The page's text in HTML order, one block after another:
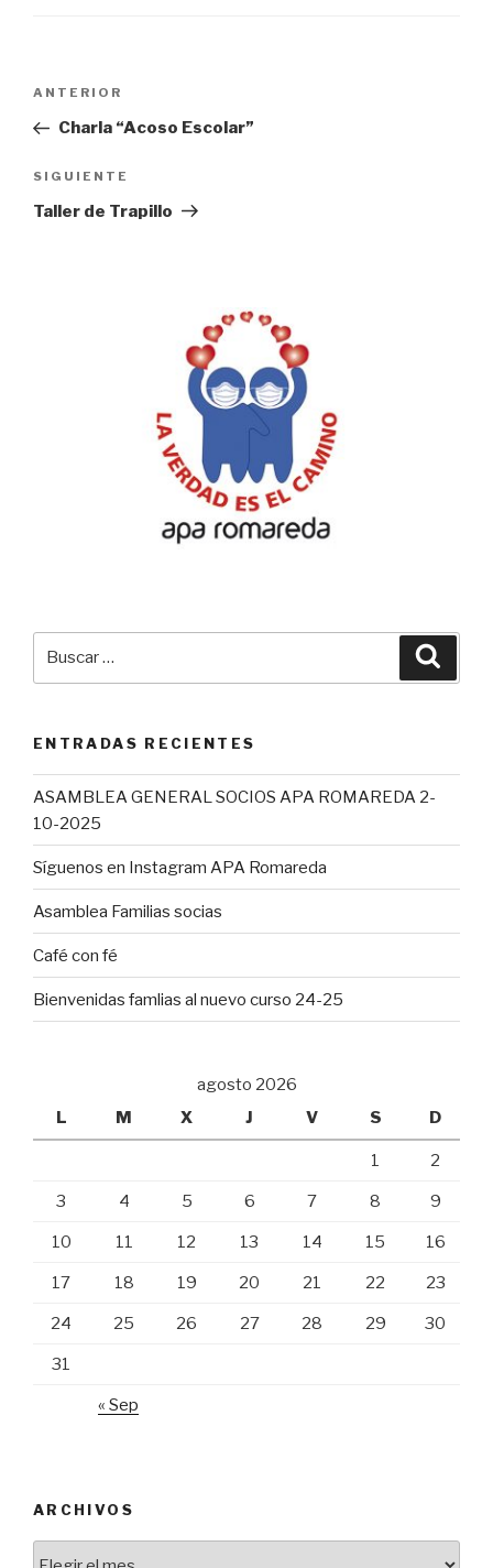
entradas
Entrada
anterior:
ANTERIOR
Charla “Acoso Escolar”
Siguiente
entrada
SIGUIENTE
Taller de Trapillo
ENTRADAS RECIENTES
ASAMBLEA GENERAL SOCIOS APA ROMAREDA 2-
10-2025
Síguenos en Instagram APA Romareda
Asamblea Familias socias
Café con fé
Bienvenidas famlias al nuevo curso 24-25
agosto 2026
L
M X J V S D
1 2
3 4 5 6 7 8 9
10 11 12 13 14 15 16
17 18 19 20 21 22 23
24 25 26 27 28 29 30
31
« Sep
ARCHIVOS